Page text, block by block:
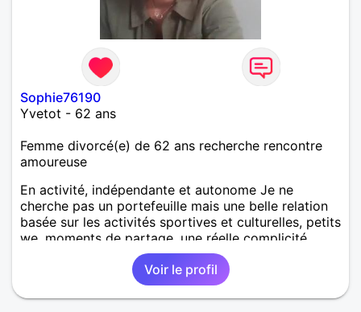
Sophie76190
Yvetot - 62 ans
Femme divorcé(e) de 62 ans recherche rencontre
amoureuse
En activité, indépendante et autonome Je ne
cherche pas un portefeuille mais une belle relation
basée sur les activités sportives et culturelles, petits
we, moments de partage, une réelle complicité
partagée Je pratique le footing la randonnée le
longe côtes Rire, communiquer, se donner
mutuellement du bonheur Je mesure 1,78 m c'est
important que mon compagnon fasse au moins 1,80
Voir le profil